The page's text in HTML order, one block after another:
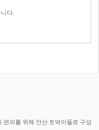
다.
의를 위해 안산 토박이들로 구성